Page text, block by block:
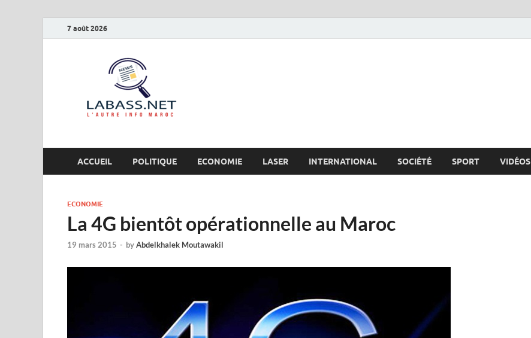
7 août 2026
ACCUEIL POLITIQUE ECONOMIE LASER INTERNATIONAL SOCIÉTÉ SPORT VIDÉOS
ECONOMIE
La 4G bientôt opérationnelle au Maroc
19 mars 2015 - byAbdelkhalek Moutawakil